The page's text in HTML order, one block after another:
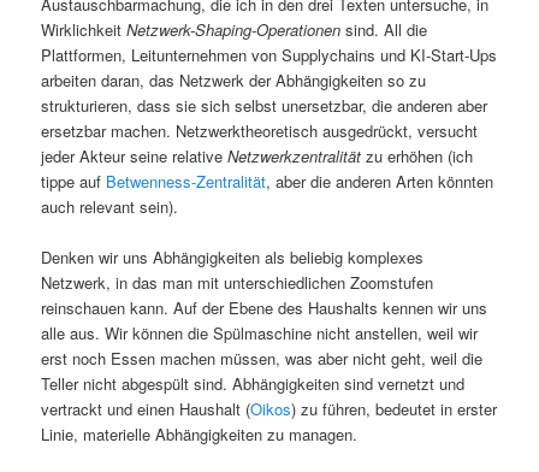
WirklichkeitNetzwerk-Shaping-Operationen sind. All die
Plattformen, Leitunternehmen von Supplychains und KI-Start-Ups
arbeiten daran, das Netzwerk der Abhängigkeiten so zu
strukturieren, dass sie sich selbst unersetzbar, die anderen aber
ersetzbar machen. Netzwerktheoretisch ausgedrückt, versucht
jeder Akteur seine relativeNetzwerkzentralität zu erhöhen (ich
tippe auf Betwenness-Zentralität, aber die anderen Arten könnten
auch relevant sein).
Denken wir uns Abhängigkeiten als beliebig komplexes
Netzwerk, in das man mit unterschiedlichen Zoomstufen
reinschauen kann. Auf der Ebene des Haushalts kennen wir uns
alle aus. Wir können die Spülmaschine nicht anstellen, weil wir
erst noch Essen machen müssen, was aber nicht geht, weil die
Teller nicht abgespült sind. Abhängigkeiten sind vernetzt und
vertrackt und einen Haushalt (Oikos) zu führen, bedeutet in erster
Linie, materielle Abhängigkeiten zu managen.